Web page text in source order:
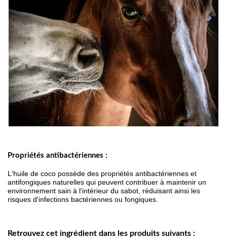
Propriétés antibactériennes :
L'huile de coco possède des propriétés antibactériennes et
antifongiques naturelles qui peuvent contribuer à maintenir un
environnement sain à l'intérieur du sabot, réduisant ainsi les
risques d'infections bactériennes ou fongiques.
Retrouvez cet ingrédient dans les produits suivants :